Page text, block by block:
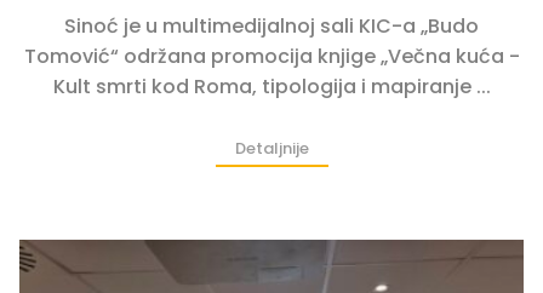
Sinoć je u multimedijalnoj sali KIC-a „Budo
Tomović“ održana promocija knjige „Večna kuća -
Kult smrti kod Roma, tipologija i mapiranje ...
Detaljnije